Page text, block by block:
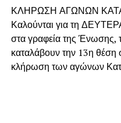
ΚΛΗΡΩΣΗ ΑΓΩΝΩΝ
Καλούνται για τη
στα γραφεία της Ένωσης,
καταλάβουν την 13η θέση
κλήρωση των αγώνων